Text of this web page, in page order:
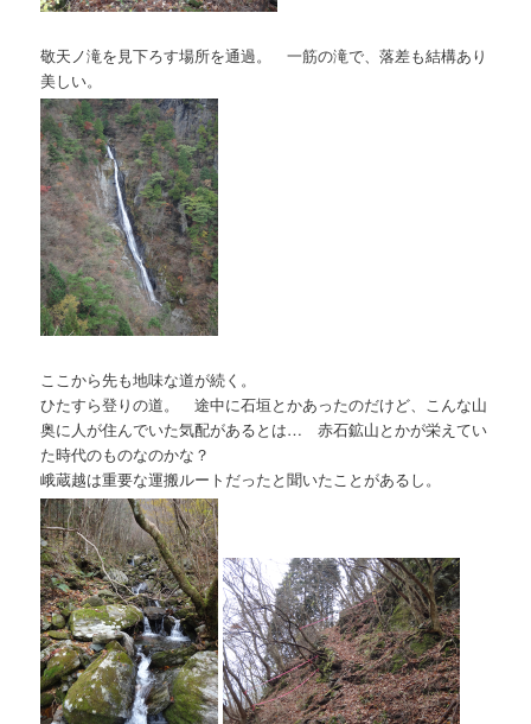
敬天ノ滝を見下ろす場所を通過。 一筋の滝で、落差も結構あり
美しい。
ここから先も地味な道が続く。
ひたすら登りの道。 途中に石垣とかあったのだけど、こんな山
奥に人が住んでいた気配があるとは… 赤石鉱山とかが栄えてい
た時代のものなのかな？
峨蔵越は重要な運搬ルートだったと聞いたことがあるし。